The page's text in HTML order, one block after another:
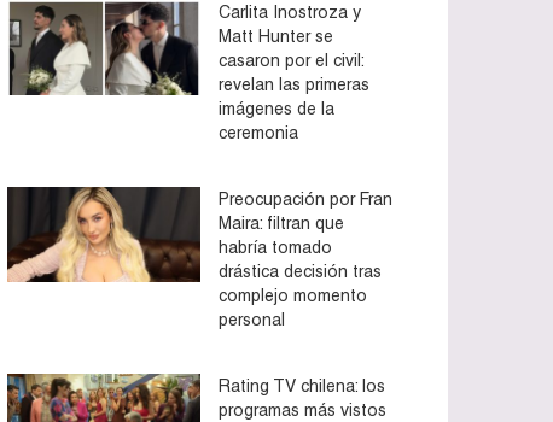
Carlita Inostroza y
Matt Hunter se
casaron por el civil:
revelan las primeras
imágenes de la
ceremonia
Preocupación por Fran
Maira: filtran que
habría tomado
drástica decisión tras
complejo momento
personal
Rating TV chilena: los
programas más vistos